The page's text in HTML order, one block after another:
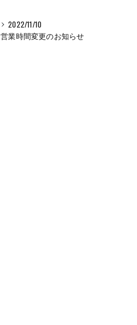
2022/11/10
営業時間変更のお知らせ